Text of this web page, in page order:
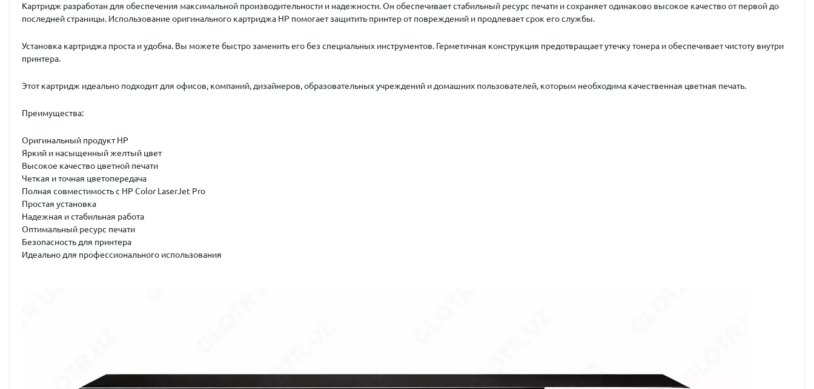
Картридж разработан для обеспечения максимальной производительности и надежности. Он обеспечивает стабильный ресурс печати и сохраняет одинаково высокое качество от первой до
последней страницы. Использование оригинального картриджа HP помогает защитить принтер от повреждений и продлевает срок его службы.
Установка картриджа проста и удобна. Вы можете быстро заменить его без специальных инструментов. Герметичная конструкция предотвращает утечку тонера и обеспечивает чистоту внутри
принтера.
Этот картридж идеально подходит для офисов, компаний, дизайнеров, образовательных учреждений и домашних пользователей, которым необходима качественная цветная печать.
Преимущества:
Оригинальный продукт HP
Яркий и насыщенный желтый цвет
Высокое качество цветной печати
Четкая и точная цветопередача
Полная совместимость с HP Color LaserJet Pro
Простая установка
Надежная и стабильная работа
Оптимальный ресурс печати
Безопасность для принтера
Идеально для профессионального использования